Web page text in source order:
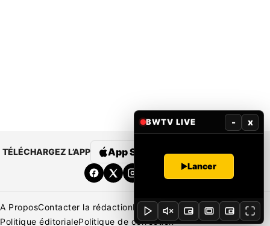
TÉLÉCHARGEZ L’APP App Store Google Play
A ProposContacter la rédactionRédaction Mentions légales
Politique éditorialePolitique de correction
BWTV LIVE - x
Lancer